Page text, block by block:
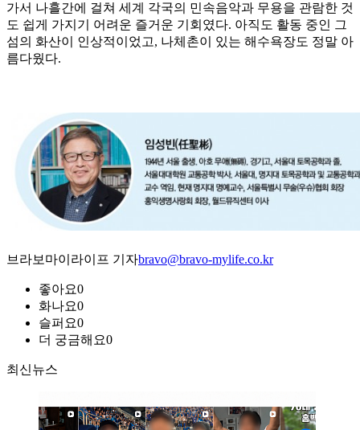
가서 나흘간에 걸쳐 세계 각국의 민속음악과 무용을 관람한 것
도 쉽게 가지기 어려운 즐거운 기회였다. 아직도 활동 중인 그
섬의 화산이 인상적이었고, 나체촌이 있는 해수욕장도 정말 아
름다웠다.
브라보마이라이프 기자bravo@bravo-mylife.co.kr
좋아요0
화나요0
슬퍼요0
더 궁금해요0
최신뉴스